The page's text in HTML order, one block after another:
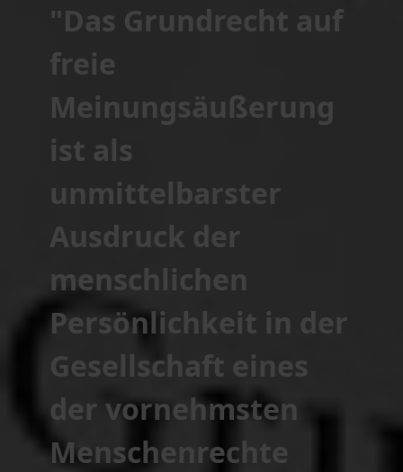
"Das Grundrecht auf
freie
Meinungsäußerung
ist als
unmittelbarster
Ausdruck der
menschlichen
Persönlichkeit in der
Gesellschaft eines
der vornehmsten
Menschenrechte